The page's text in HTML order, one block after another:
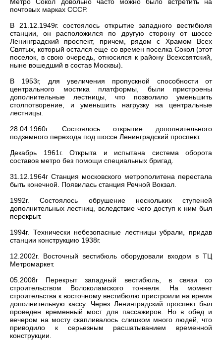
почтовых марках СССР.
В 21.12.1949г. состоялось открытие западного вестибюля
станции, он расположился по другую сторону от шоссе
Ленинградский проспект, причем, рядом с Храмом Всех
Святых, который остался еще со времен поселка Сокол (этот
поселок, в свою очередь, относился к району Всехсвятский,
ныне вошедший в состав Москвы).
В 1953г, для увеличения пропускной способности от
центрального мостика платформы, были пристроены
дополнительные лестницы, что позволило уменьшить
столпотворение, и уменьшить нагрузку на центральные
лестницы.
28.04.1960г. Состоялось открытие дополнительного
подземного перехода под шоссе Ленинградский проспект.
Декабрь 1961г. Открыта и испытана система оборота
составов метро без помощи специальных бригад.
31.12.1964г Станция московского метрополитена перестала
быть конечной. Появилась станция Речной Вокзал.
1992г. Состоялось обрушение нескольких ступеней
дополнительных лестниц, вследствие чего доступ к ним был
перекрыт.
1994г. Технически небезопасные лестницы убрали, придав
станции конструкцию 1938г.
12.2002г. Восточный вестибюль оборудовали входом в ТЦ
Метромаркет.
05.2008г Перекрыт западный вестибюль, в связи со
строительством Волоколамского тоннеля. На момент
строительства к восточному вестибюлю пристроили на время
дополнительную кассу. Через Ленинградский проспект был
проведен временный мост для пассажиров. Но в обед и
вечером на мосту скапливалось слишком много людей, что
приводило к серьезным расшатыванием временной
конструкции.